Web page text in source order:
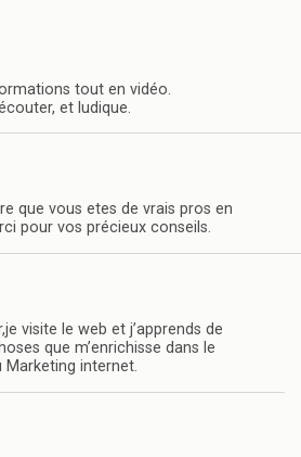
tout en vidéo.
et ludique.
que vous etes de vrais pros en
pour vos précieux conseils.
visite le web et j’apprends de
que m’enrichisse dans le
Marketing internet.